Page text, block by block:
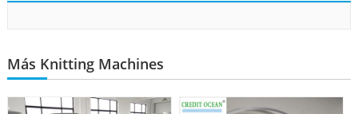
Más Knitting Machines